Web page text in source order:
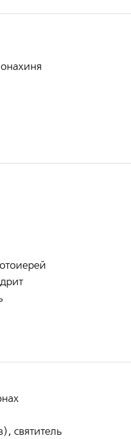
святитель